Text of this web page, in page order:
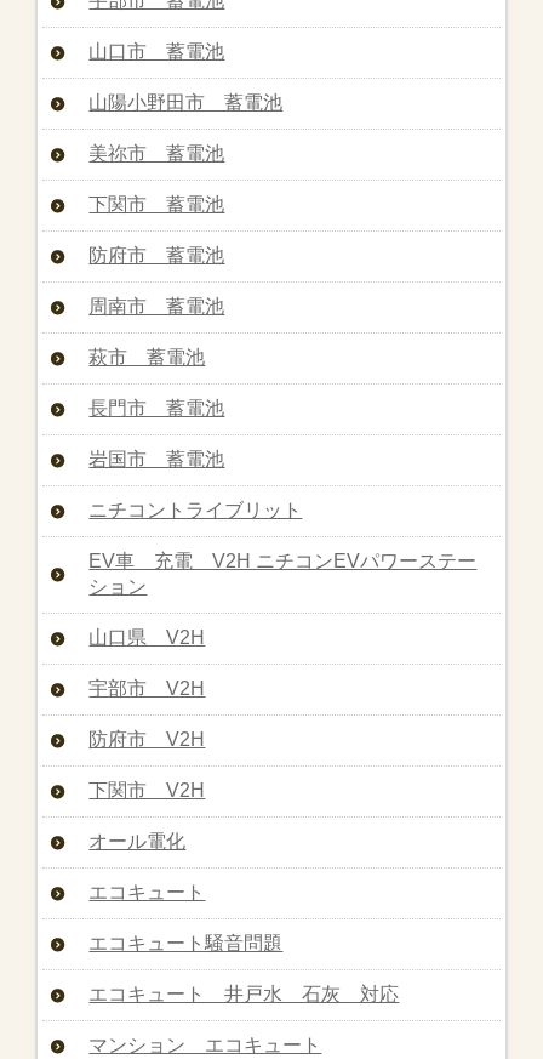
山口市 蓄電池
山陽小野田市 蓄電池
美祢市 蓄電池
下関市 蓄電池
防府市 蓄電池
周南市 蓄電池
萩市 蓄電池
長門市 蓄電池
岩国市 蓄電池
ニチコントライブリット
EV車 充電 V2H ニチコンEVパワーステー
ション
山口県 V2H
宇部市 V2H
防府市 V2H
下関市 V2H
オール電化
エコキュート
エコキュート騒音問題
エコキュート 井戸水 石灰 対応
マンション エコキュート